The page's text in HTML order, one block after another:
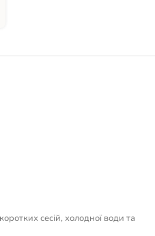
сесій, холодної води та